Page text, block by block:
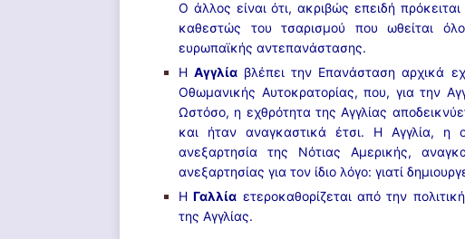
Ο άλλος είναι ότι, ακριβώς επειδή
καθεστώς του τσαρισμού που ωθείται
ευρωπαϊκής αντεπανάστασης.
ΗΑγγλία βλέπει την Επανάσταση αρχικά
Οθωμανικής Αυτοκρατορίας, που, για την
Ωστόσο, η εχθρότητα της Αγγλίας
και ήταν αναγκαστικά έτσι. Η Αγγλία, η
ανεξαρτησία της Νότιας Αμερικής,
ανεξαρτησίας για τον ίδιο λόγο: γιατί
ΗΓαλλία ετεροκαθορίζεται από την
της Αγγλίας.